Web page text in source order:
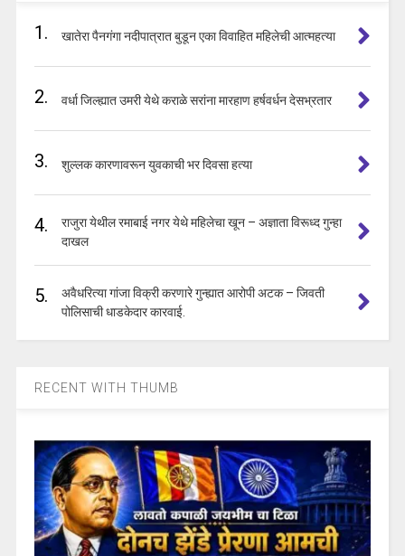
1. खातेरा पैनगंगा नदीपात्रात बुडून एका विवाहित महिलेची आत्महत्या
2. वर्धा जिल्ह्यात उमरी येथे कराळे सरांना मारहाण हर्षवर्धन देसभ्रतार
3. शुल्लक कारणावरून युवकाची भर दिवसा हत्या
4.
राजुरा येथील रमाबाई नगर येथे महिलेचा खून – अज्ञाता विरूध्द गुन्हा
दाखल
5.
अवैधरित्या गांजा विक्री करणारे गुन्ह्यात आरोपी अटक – जिवती
पोलिसाची धाडकेदार कारवाई.
RECENT WITH THUMB